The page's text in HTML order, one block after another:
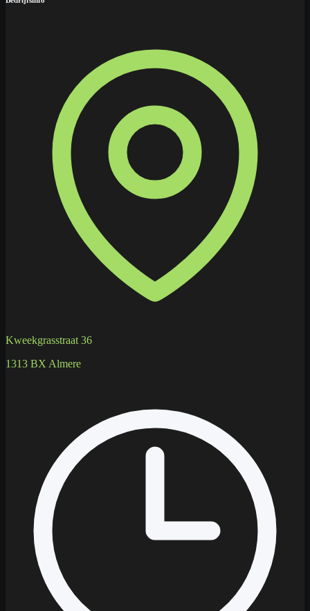
Kweekgrasstraat 36
1313 BX Almere